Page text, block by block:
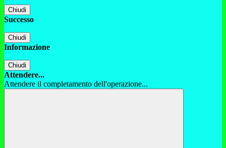
Chiudi
Successo
Chiudi
Informazione
Chiudi
Attendere...
Attendere il completamento dell'operazione...